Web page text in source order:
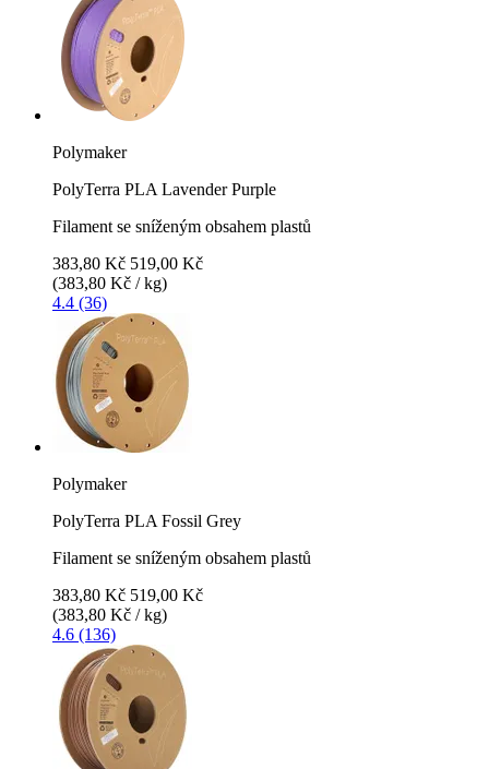
Polymaker
PolyTerra PLA Lavender Purple
Filament se sníženým obsahem plastů
383,80 Kč 519,00 Kč
(383,80 Kč / kg)
4.4 (36)
Polymaker
PolyTerra PLA Fossil Grey
Filament se sníženým obsahem plastů
383,80 Kč 519,00 Kč
(383,80 Kč / kg)
4.6 (136)